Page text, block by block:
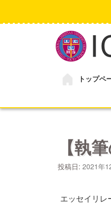
テ
トップペ
【執
投稿日: 2021年
エッセイリレ